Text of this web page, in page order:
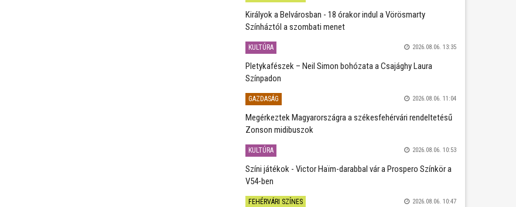
Királyok a Belvárosban - 18 órakor indul a Vörösmarty
Színháztól a szombati menet
KULTÚRA 2026.08.06. 13:35
Pletykafészek – Neil Simon bohózata a Csajághy Laura
Színpadon
GAZDASÁG 2026.08.06. 11:04
Megérkeztek Magyarországra a székesfehérvári rendeltetésű
Zonson midibuszok
KULTÚRA 2026.08.06. 10:53
Színi játékok - Victor Haïm-darabbal vár a Prospero Színkör a
V54-ben
FEHÉRVÁRI SZÍNES 2026.08.06. 10:47